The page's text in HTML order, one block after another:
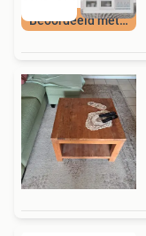
Beoordeeld met 9+